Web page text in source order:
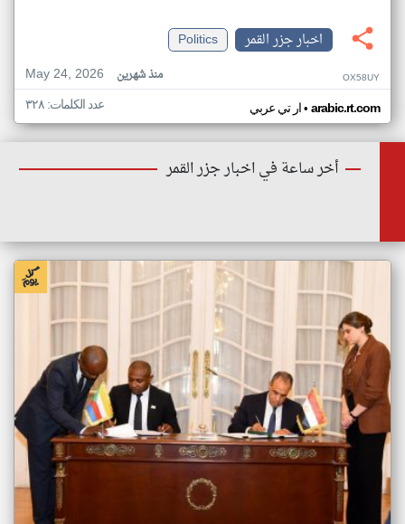
اخبار جزر القمر
Politics
May 24, 2026
منذ شهرين OX58UY
ار تي عربي• arabic.rt.com عدد الكلمات: ٣٢٨
أخر ساعة في اخبار جزر القمر